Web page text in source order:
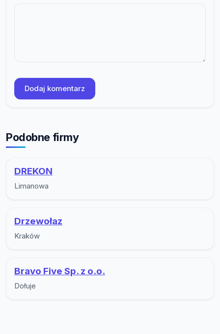
Dodaj komentarz
Podobne firmy
DREKON
Limanowa
Drzewołaz
Kraków
Bravo Five Sp. z o.o.
Dołuje